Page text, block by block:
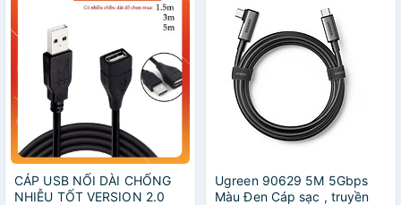
CÁP USB NỐI DÀI CHỐNG
NHIỄU TỐT VERSION 2.0
Ugreen 90629 5M 5Gbps
Màu Đen Cáp sạc , truyền